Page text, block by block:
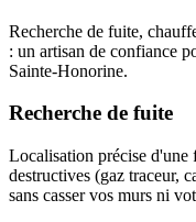
Recherche de fuite,
: un artisan de confiance
Sainte-Honorine.
Recherche de fuite
Localisation précise d'une
destructives (gaz traceur,
sans casser vos murs ni